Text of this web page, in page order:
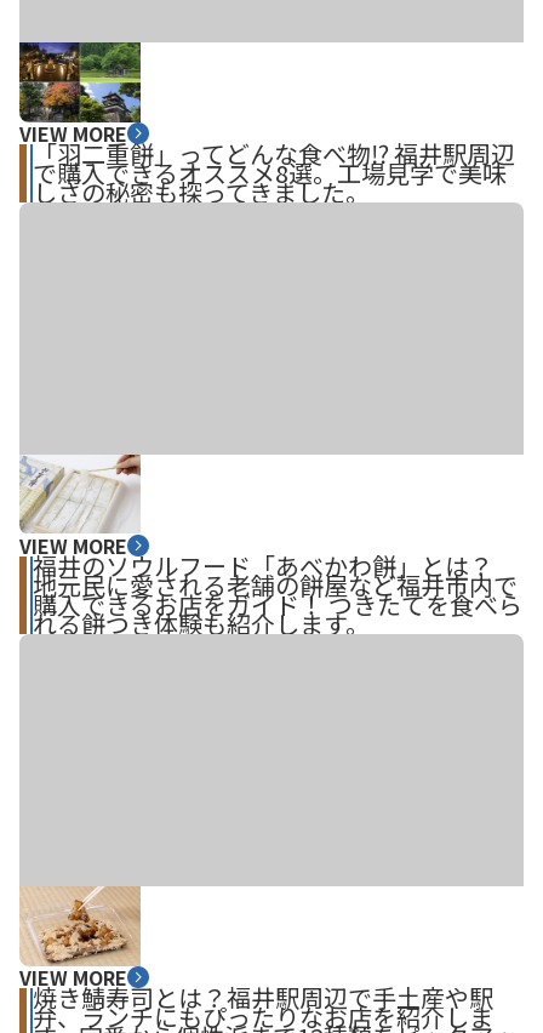
VIEW MORE
「羽二重餅」ってどんな食べ物⁉ 福井駅周辺
で購入できるオススメ8選。工場見学で美味
しさの秘密も探ってきました。
VIEW MORE
福井のソウルフード「あべかわ餅」とは？
地元民に愛される老舗の餅屋など福井市内で
購入できるお店をガイド！ つきたてを食べら
れる餅つき体験も紹介します。
VIEW MORE
焼き鯖寿司とは？福井駅周辺で手土産や駅
弁、ランチにもぴったりなお店を紹介しま